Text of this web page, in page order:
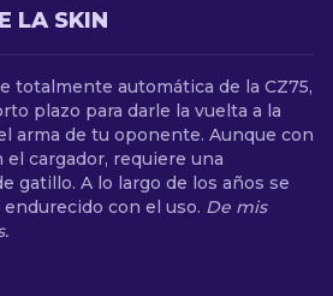
LA SKIN
totalmente automática de la CZ75,
plazo para darle la vuelta a la
arma de tu oponente. Aunque con
cargador, requiere una
gatillo. A lo largo de los años se
con el uso. De mis